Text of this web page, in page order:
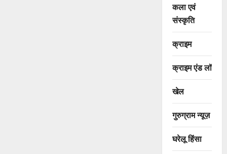
कला एवं
संस्कृति
क्राइम
क्राइम एंड लॉ
खेल
गुरुग्राम न्यूज़
घरेलू हिंसा